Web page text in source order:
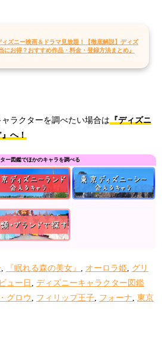
ィズニー映画＆ドラマ見放題！【徹底解説】ディズ
にお得？おすすめ作品・料金・登録方法まとめ』
ャラクターを調べたい場合は『ディズニ
』へ！
ー図鑑でほかのキャラを調べる
, 『眠れる森の美女』 , オーロラ姫, グリ
ュー日 , ディズニーキャラクター図鑑
グロウ, フィリップ王子, フォーナ, 東京